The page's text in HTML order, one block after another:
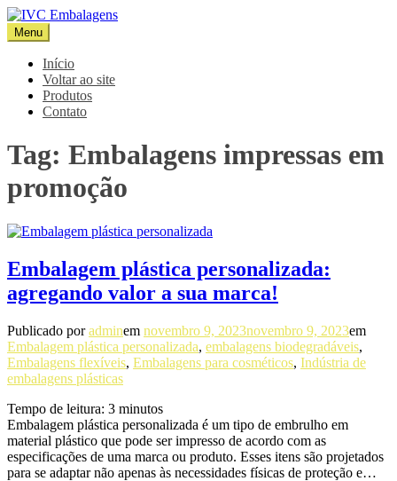
Pular
para
o
conteúdo
IVC Embalagens
Blog IVC
Menu
Início
Voltar ao site
Produtos
Contato
Tag: Embalagens impressas em
promoção
Embalagem plástica personalizada:
agregando valor a sua marca!
Publicado poradminem novembro 9, 2023novembro 9, 2023em
Embalagem plástica personalizada, embalagens biodegradáveis,
Embalagens flexíveis, Embalagens para cosméticos, Indústria de
embalagens plásticas
Tempo de leitura: 3 minutos
Embalagem plástica personalizada é um tipo de embrulho em
material plástico que pode ser impresso de acordo com as
especificações de uma marca ou produto. Esses itens são projetados
para se adaptar não apenas às necessidades físicas de proteção e…